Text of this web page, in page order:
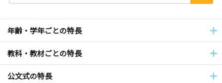
年齢・学年ごとの特長
教科・教材ごとの特長
公文式の特長